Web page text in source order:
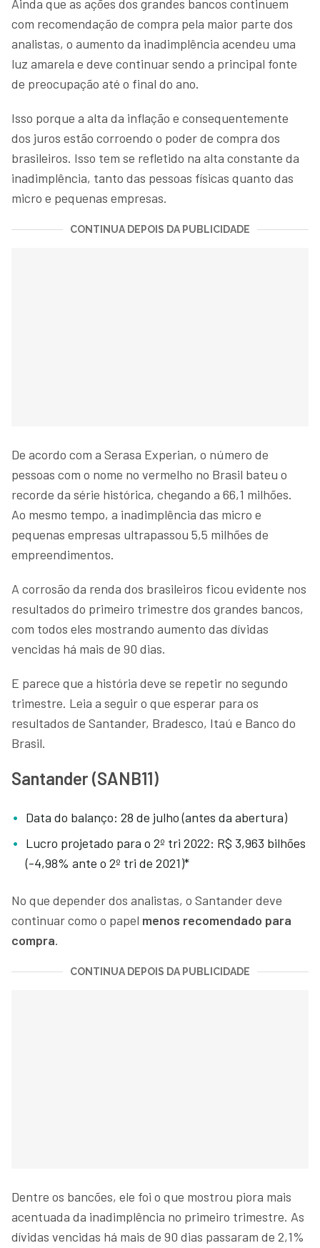
Ainda que as ações dos grandes bancos continuem
com recomendação de compra pela maior parte dos
analistas, o aumento da inadimplência acendeu uma
luz amarela e deve continuar sendo a principal fonte
de preocupação até o final do ano.
Isso porque a alta da inflação e consequentemente
dos juros estão corroendo o poder de compra dos
brasileiros. Isso tem se refletido na alta constante da
inadimplência, tanto das pessoas físicas quanto das
micro e pequenas empresas.
CONTINUA DEPOIS DA PUBLICIDADE
De acordo com a Serasa Experian, o número de
pessoas com o nome no vermelho no Brasil bateu o
recorde da série histórica, chegando a 66,1 milhões.
Ao mesmo tempo, a inadimplência das micro e
pequenas empresas ultrapassou 5,5 milhões de
empreendimentos.
A corrosão da renda dos brasileiros ficou evidente nos
resultados do primeiro trimestre dos grandes bancos,
com todos eles mostrando aumento das dívidas
vencidas há mais de 90 dias.
E parece que a história deve se repetir no segundo
trimestre. Leia a seguir o que esperar para os
resultados de Santander, Bradesco, Itaú e Banco do
Brasil.
Santander (SANB11)
Data do balanço: 28 de julho (antes da abertura)
Lucro projetado para o 2º tri 2022: R$ 3,963 bilhões
(-4,98% ante o 2º tri de 2021)*
No que depender dos analistas, o Santander deve
continuar como o papel menos recomendado para
compra.
CONTINUA DEPOIS DA PUBLICIDADE
Dentre os bancões, ele foi o que mostrou piora mais
acentuada da inadimplência no primeiro trimestre. As
dívidas vencidas há mais de 90 dias passaram de 2,1%